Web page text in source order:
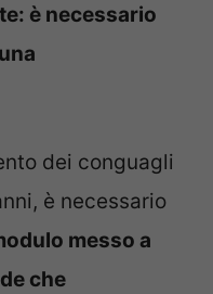
è necessario
dei conguagli
è necessario
messo a
che